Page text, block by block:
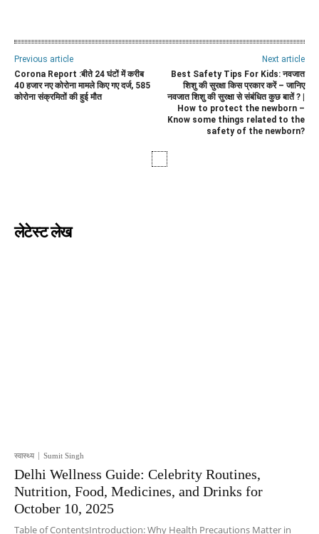
Previous article
Corona Report :बीते 24 घंटों में करीब
40 हजार नए कोरोना मामले किए गए दर्ज, 585
कोरोना संक्रमितों की हुई मौत
Next article
Best Safety Tips For Kids: नवजात
शिशु की सुरक्षा किस प्रकार करें – जानिए
नवजात शिशु की सुरक्षा से संबंधित कुछ बातें ? |
How to protect the newborn –
Know some things related to the
safety of the newborn?
लेटेस्ट लेख
स्वास्थ्य Sumit Singh
Delhi Wellness Guide: Celebrity Routines,
Nutrition, Food, Medicines, and Drinks for
October 10, 2025
Table of ContentsIntroduction: Why Health Precautions Matter in